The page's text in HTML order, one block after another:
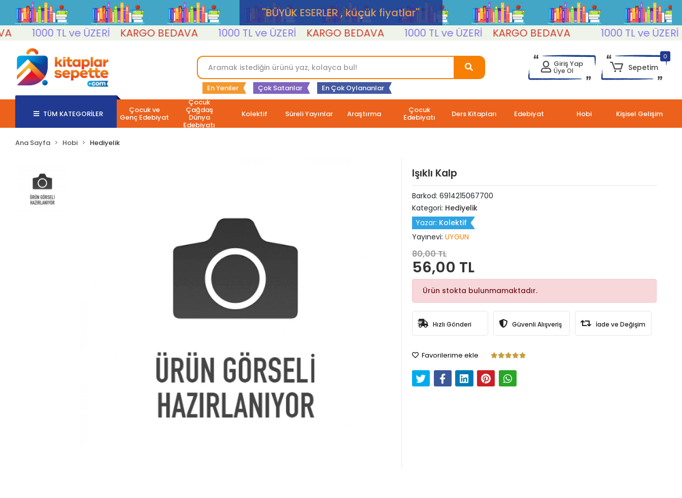
''BÜYÜK ESERLER , küçük fiyatlar''
1000 TL ve ÜZERİ
KARGO BEDAVA 1000 TL ve ÜZERİ KARGO BEDAVA 1000 TL ve ÜZERİ KARGO BEDAVA 1000 TL ve ÜZERİ
En Yeniler Çok Satanlar En Çok Oylananlar
Giriş Yap
Üye Ol
0
Sepetim
TÜM KATEGORİLER Çocuk ve
Genç Edebiyat
Çocuk
Çağdaş
Dünya
Edebiyatı
Kolektif Süreli Yayınlar Araştırma Çocuk
Edebiyatı Ders Kitapları Edebiyat Hobi Kişisel Gelişim
Ana Sayfa Hobi Hediyelik
Işıklı Kalp
Barkod: 6914215067700
Kategori: Hediyelik
Yazar: Kolektif
Yayınevi: UYGUN
80,00 TL
56,00 TL
Ürün stokta bulunmamaktadır.
Hızlı Gönderi Güvenli Alışveriş İade ve Değişim
Favorilerime ekle